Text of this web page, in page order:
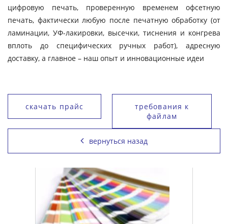
цифровую печать, проверенную временем офсетную
печать, фактически любую после печатную обработку (от
ламинации, УФ-лакировки, высечки, тиснения и конгрева
вплоть до специфических ручных работ), адресную
доставку, а главное – наш опыт и инновационные идеи
скачать прайс
требования к
файлам
вернуться назад